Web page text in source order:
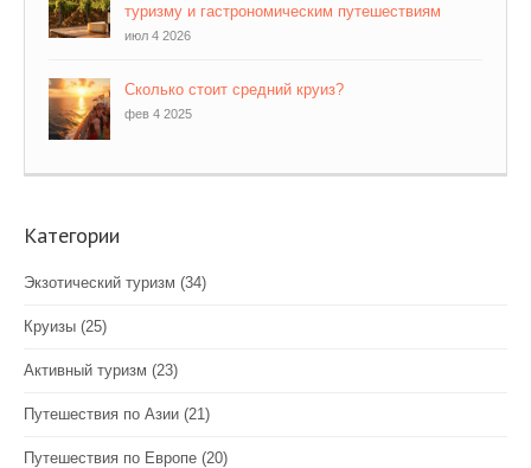
туризму и гастрономическим путешествиям
июл 4 2026
Сколько стоит средний круиз?
фев 4 2025
Категории
Экзотический туризм (34)
Круизы (25)
Активный туризм (23)
Путешествия по Азии (21)
Путешествия по Европе (20)